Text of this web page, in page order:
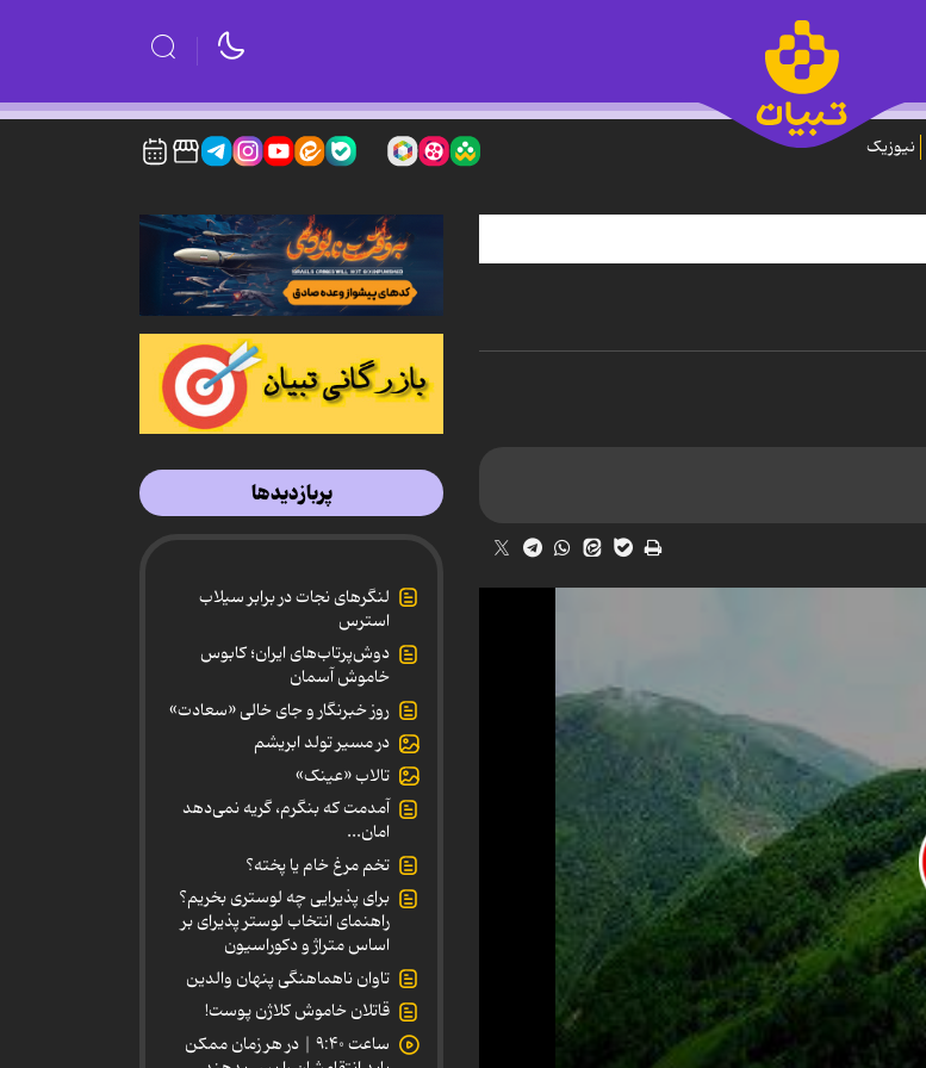
نیوزیک
پربازدیدها
لنگرهای نجات در برابر سیلاب
استرس
دوش‌پرتاب‌های ایران؛ کابوس
خاموش آسمان
روز خبرنگار و جای خالی «سعادت»
در مسیر تولد ابریشم
تالاب «عینک»
آمدمت که بنگرم، گریه نمی‌دهد
امان...
تخم مرغ خام یا پخته؟
برای پذیرایی چه لوستری بخریم؟
راهنمای انتخاب لوستر پذیرای بر
اساس متراژ و دکوراسیون
تاوان ناهماهنگی پنهان والدین
قاتلان خاموش کلاژن پوست!
ساعت ۹:۴۰ | در هر زمان ممکن